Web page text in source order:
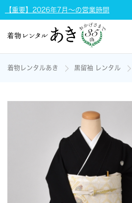
【重要】2026年7月～の営業時間
着物レンタルあき 黒留袖 レンタル